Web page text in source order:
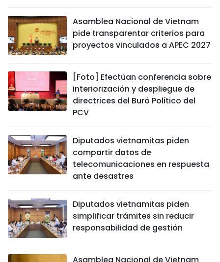
Asamblea Nacional de Vietnam
pide transparentar criterios para
proyectos vinculados a APEC 2027
[Foto] Efectúan conferencia sobre
interiorización y despliegue de
directrices del Buró Político del
PCV
Diputados vietnamitas piden
compartir datos de
telecomunicaciones en respuesta
ante desastres
Diputados vietnamitas piden
simplificar trámites sin reducir
responsabilidad de gestión